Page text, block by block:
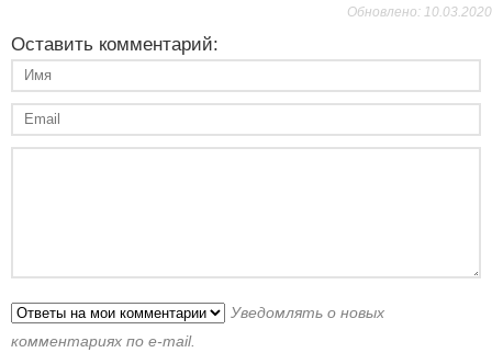
Обновлено: 10.03.2020
Оставить комментарий:
Уведомлять о новых
комментариях по e-mail.